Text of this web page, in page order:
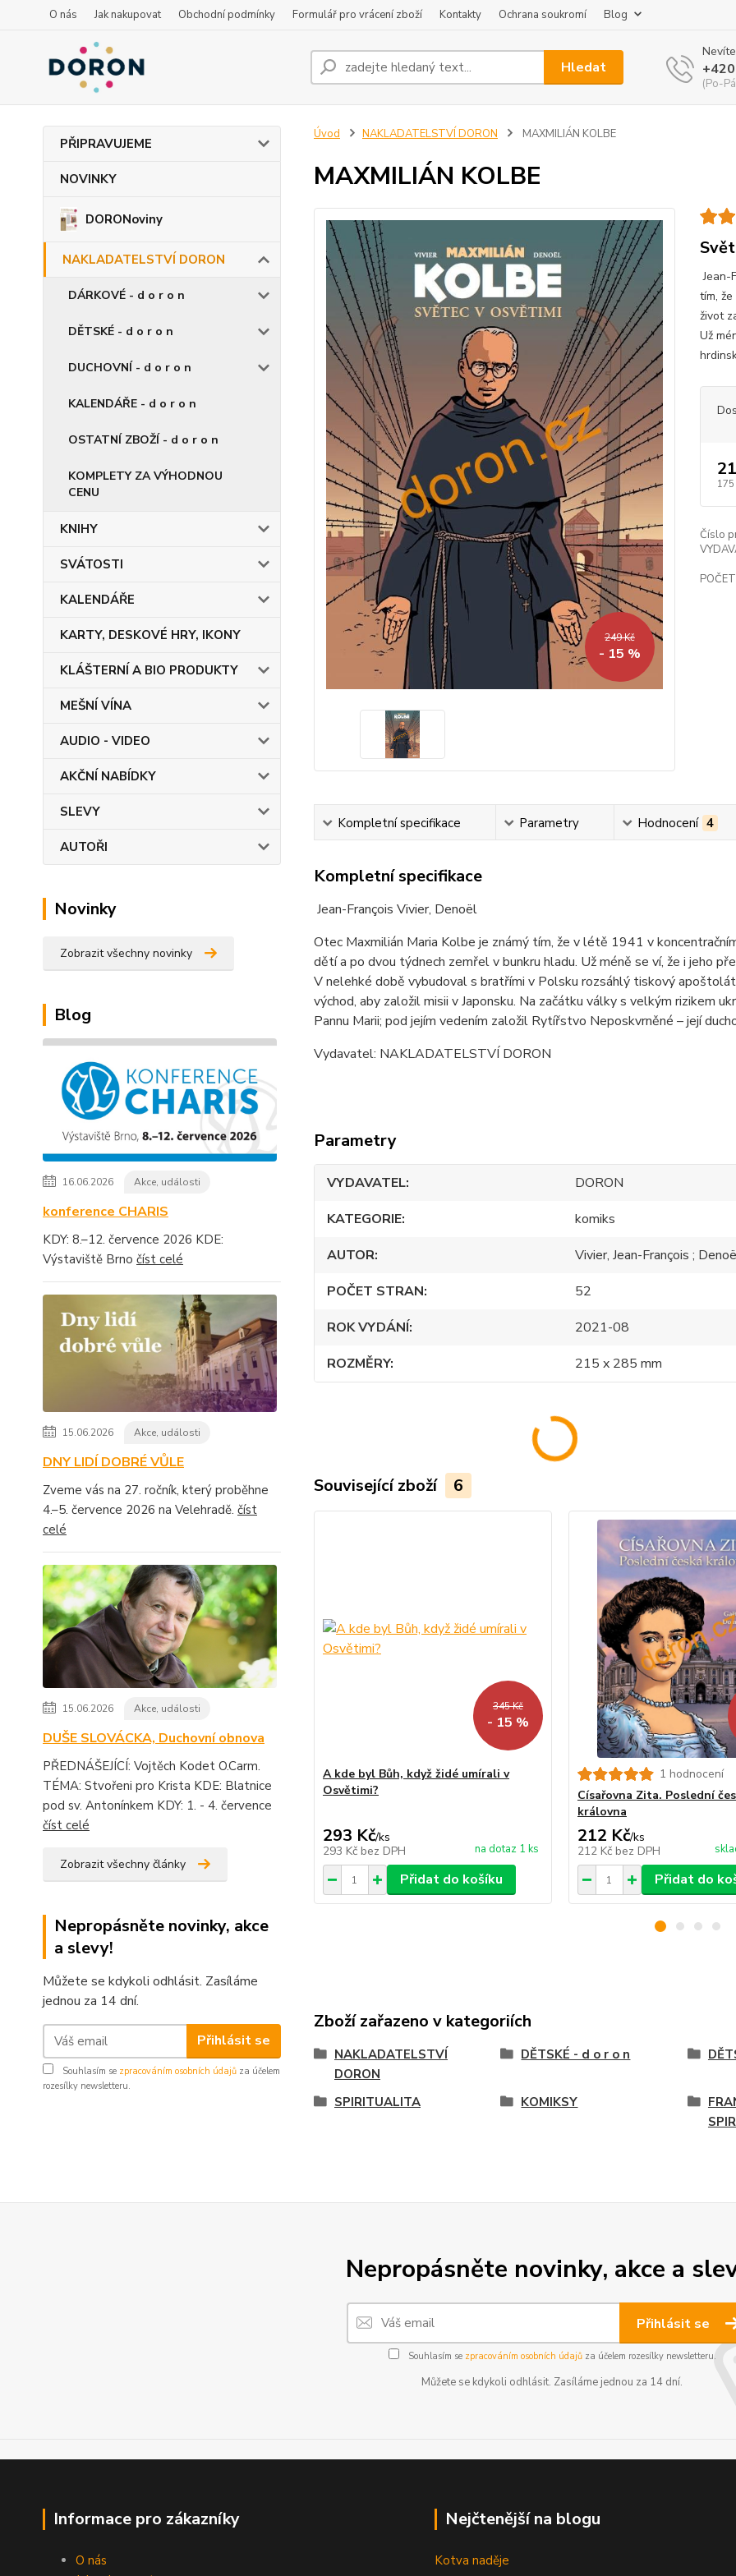
O nás Jak nakupovat Obchodní podmínky Formulář pro vrácení zboží Kontakty Ochrana soukromí Blog
Hledat
(Po-
PŘIPRAVUJEME
NOVINKY
DORONoviny
NAKLADATELSTVÍ DORON
DÁRKOVÉ - d o r o n
DĚTSKÉ - d o r o n
DUCHOVNÍ - d o r o n
KALENDÁŘE - d o r o n
OSTATNÍ ZBOŽÍ - d o r o n
KOMPLETY ZA VÝHODNOU
CENU
KNIHY
SVÁTOSTI
KALENDÁŘE
KARTY, DESKOVÉ HRY, IKONY
KLÁŠTERNÍ A BIO PRODUKTY
MEŠNÍ VÍNA
AUDIO - VIDEO
AKČNÍ NABÍDKY
SLEVY
AUTOŘI
Novinky
Zobrazit všechny novinky
Blog
16.06.2026 Akce, události
konference CHARIS
KDY: 8.–12. července 2026 KDE:
Výstaviště Brno číst celé
15.06.2026 Akce, události
DNY LIDÍ DOBRÉ VŮLE
Zveme vás na 27. ročník, který proběhne
4.–5. července 2026 na Velehradě. číst
celé
15.06.2026 Akce, události
DUŠE SLOVÁCKA, Duchovní obnova
PŘEDNÁŠEJÍCÍ: Vojtěch Kodet O.Carm.
TÉMA: Stvořeni pro Krista KDE: Blatnice
pod sv. Antonínkem KDY: 1. - 4. července
číst celé
Zobrazit všechny články
Nepropásněte novinky, akce
a slevy!
Můžete se kdykoli odhlásit. Zasíláme
jednou za 14 dní.
Přihlásit se
Souhlasím se zpracováním osobních údajů za účelem
rozesílky newsletteru.
Úvod NAKLADATELSTVÍ DORON MAXMILIÁN KOLBE
MAXMILIÁN KOLBE
249 Kč
- 15 %
Jean-
tím,
život
Už
175
Číslo
Kompletní specifikace Parametry Hodnocení 4
Kompletní specifikace
Jean-François Vivier, Denoël
Otec Maxmilián Maria Kolbe je známý tím, že v létě 1941 v
dětí a po dvou týdnech zemřel v bunkru hladu. Už méně se ví, že i jeho
V nelehké době vybudoval s bratřími v Polsku rozsáhlý tiskový
východ, aby založil misii v Japonsku. Na začátku války s velkým rizikem
Pannu Marii; pod jejím vedením založil Rytířstvo Neposkvrněné – její
Vydavatel: NAKLADATELSTVÍ DORON
Parametry
VYDAVATEL
DORON
KATEGORIE
komiks
AUTOR
Vivier, Jean-François ;
POČET STRAN
52
ROK VYDÁNÍ
2021-08
ROZMĚRY
215 x 285 mm
Související zboží 6
345 Kč
- 15 %
A kde byl Bůh, když židé umírali v
Osvětimi?
293 Kč/ks
293 Kč bez DPH na dotaz 1 ks
Přidat do košíku
1 hodnocení
Císařovna Zita. Poslední
královna
212 Kč/ks
212 Kč bez DPH
Přidat do
Zboží zařazeno v kategoriích
NAKLADATELSTVÍ
DORON
DĚTSKÉ - d o r o n
SPIRITUALITA KOMIKSY
Nepropásněte novinky, akce a
Přihlásit se
Souhlasím se zpracováním osobních údajůza účelem rozesílky newsletteru.
Můžete se kdykoli odhlásit. Zasíláme jednou za 14 dní.
Informace pro zákazníky
O nás
Nejčtenější na blogu
Kotva naděje